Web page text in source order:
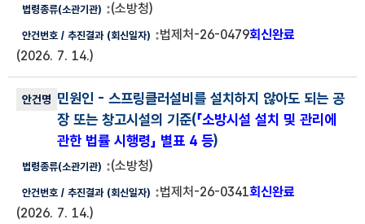
(소방청)
법제처-26-0479회신완료
(2026. 7. 14.)
민원인 - 스프링클러설비를 설치하지 않아도 되는 공
장 또는 창고시설의 기준(「소방시설 설치 및 관리에
관한 법률 시행령」 별표 4 등)
(소방청)
법제처-26-0341회신완료
(2026. 7. 14.)